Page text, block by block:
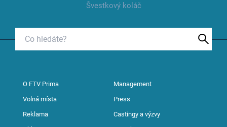
Švestkový koláč
O FTV Prima Management
Volná místa Press
Reklama Castingy a výzvy